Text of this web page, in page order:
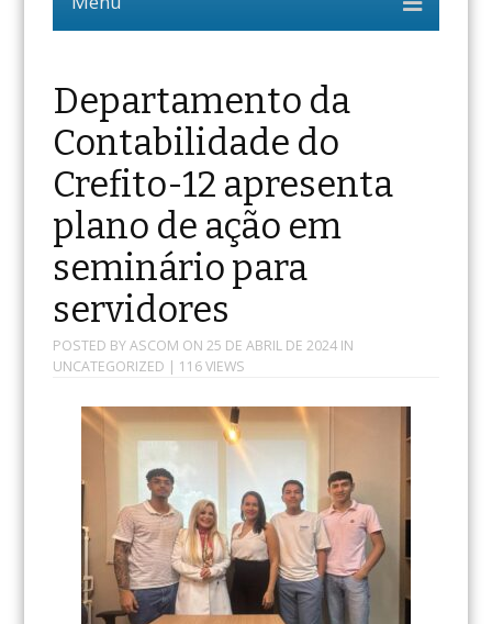
Departamento da
Contabilidade do
Crefito-12 apresenta
plano de ação em
seminário para
servidores
POSTED BYASCOM ON 25 DE ABRIL DE 2024IN
UNCATEGORIZED | 116 VIEWS